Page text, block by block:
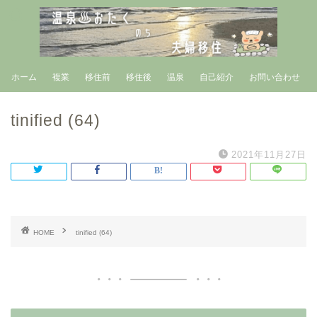
ホーム 複業 移住前 移住後 温泉 自己紹介 お問い合わせ
tinified (64)
2021年11月27日
HOME tinified (64)